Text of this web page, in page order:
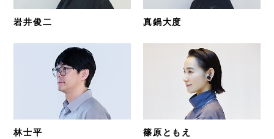
岩井俊二 真鍋大度
林士平 篠原ともえ